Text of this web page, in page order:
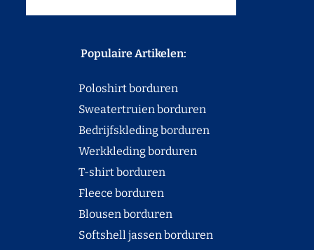
Populaire Artikelen:
Poloshirt borduren
Sweatertruien borduren
Bedrijfskleding borduren
Werkkleding borduren
T-shirt borduren
Fleece borduren
Blousen borduren
Softshell jassen borduren